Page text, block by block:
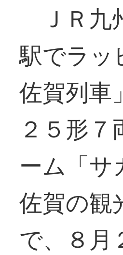
ＪＲ九
駅でラッ
佐賀列車
２５形
ーム「サ
佐賀の観
で、８月